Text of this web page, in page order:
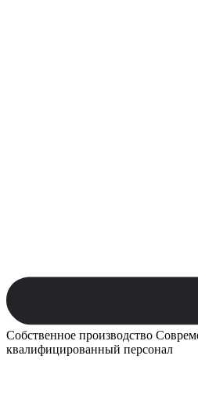
Собственное производство
квалифицированный персонал